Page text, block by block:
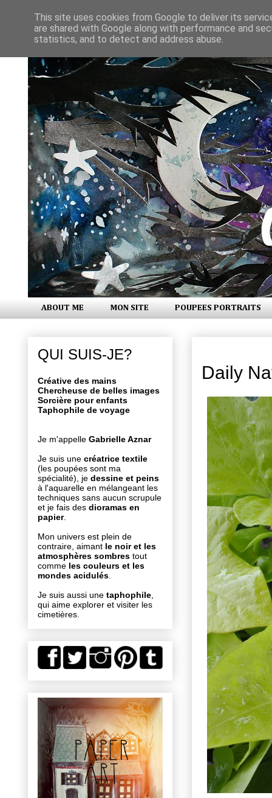
ABOUT ME MON SITE POUPEES PORTRAITS
Daily
QUI SUIS-JE?
Créative des mains
Chercheuse de belles images
Sorcière pour enfants
Taphophile de voyage
Je m'appelle Gabrielle Aznar
Je suis une créatrice textile
(les poupées sont ma
spécialité), je dessine et peins
à l'aquarelle en mélangeant les
techniques sans aucun scrupule
et je fais des dioramas en
papier.
Mon univers est plein de
contraire, aimant le noir et les
atmosphères sombres tout
comme les couleurs et les
mondes acidulés
Je suis aussi une taphophile
qui aime explorer et visiter les
cimetières.
This site uses cookies from Google to deliver its
are shared with Google along with performance and
statistics, and to detect and address abuse.